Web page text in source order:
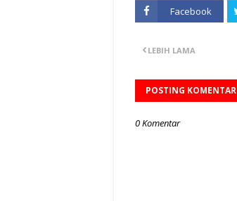
Facebook
LEBIH LAMA
POSTING KOMENTAR
0 Komentar